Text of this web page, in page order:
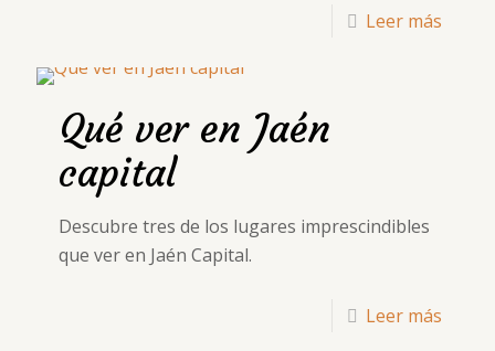
Leer más
Qué ver en Jaén
capital
Descubre tres de los lugares imprescindibles
que ver en Jaén Capital.
Leer más